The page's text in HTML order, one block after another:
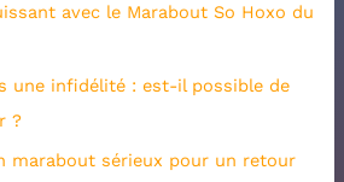
avec le Marabout So Hoxo du
une infidélité : est-il possible de
?
marabout sérieux pour un retour